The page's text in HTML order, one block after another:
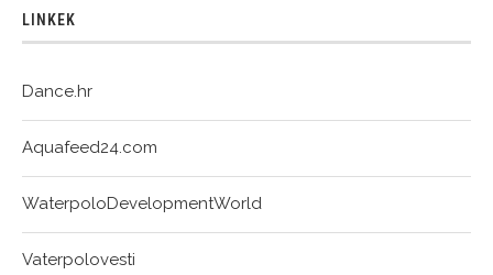
LINKEK
Dance.hr
Aquafeed24.com
WaterpoloDevelopmentWorld
Vaterpolovesti